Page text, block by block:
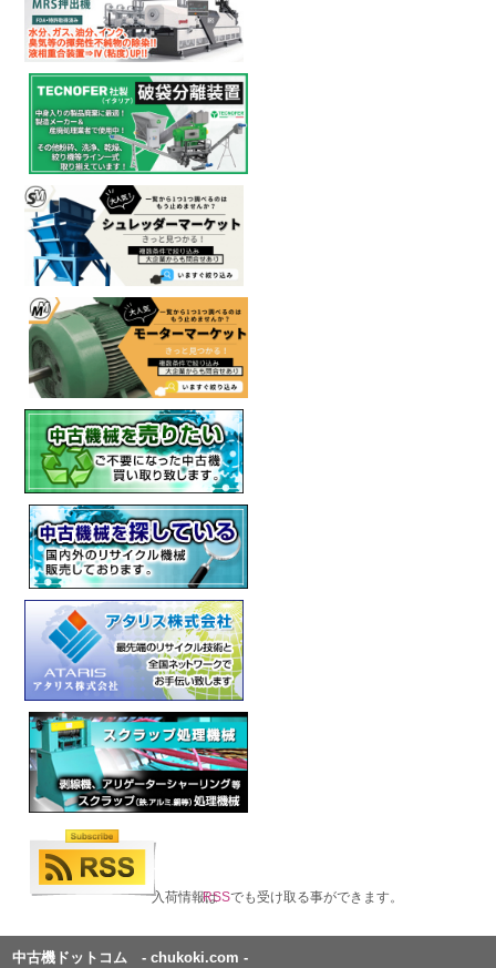
入荷情報はRSSでも受け取る事ができます。
中古機ドットコム - chukoki.com -